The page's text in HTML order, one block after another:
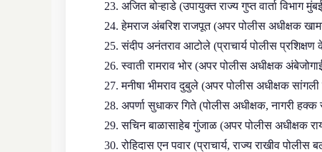
अजित बोऱ्हाडे (उपायुक्त राज्य गुप्त वार्ता विभाग
हेमराज अंबरिश राजपूत (अपर पोलीस अधीक्षक
संदीप अनंतराव आटोले (प्राचार्य पोलीस
स्वाती रामराव भोर (अपर पोलीस अधीक्षक
मनीषा भीमराव दुबुले (अपर पोलीस अधीक्षक
अपर्णा सुधाकर गिते (पोलीस अधीक्षक, नागरी
सचिन बाळासाहेब गुंजाळ (अपर पोलीस अधीक्षक
रोहिदास एन पवार (प्राचार्य, राज्य राखीव